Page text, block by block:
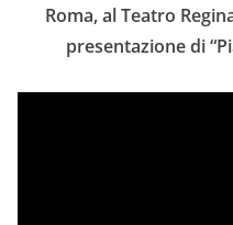
Roma, al Teatro
presentazione di